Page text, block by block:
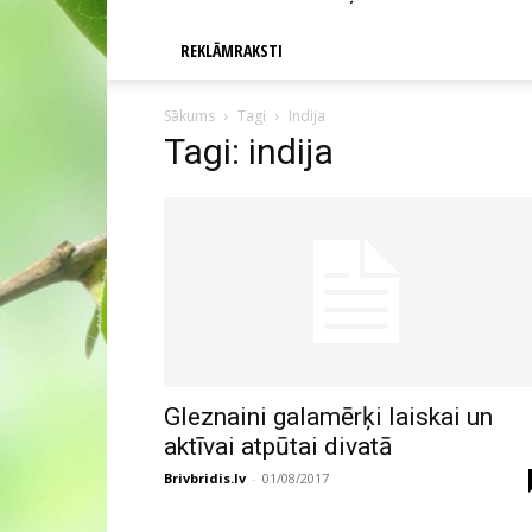
REKLĀMRAKSTI
Sākums Tagi Indija
Tagi: indija
Gleznaini galamērķi laiskai un
aktīvai atpūtai divatā
Brivbridis.lv - 01/08/2017